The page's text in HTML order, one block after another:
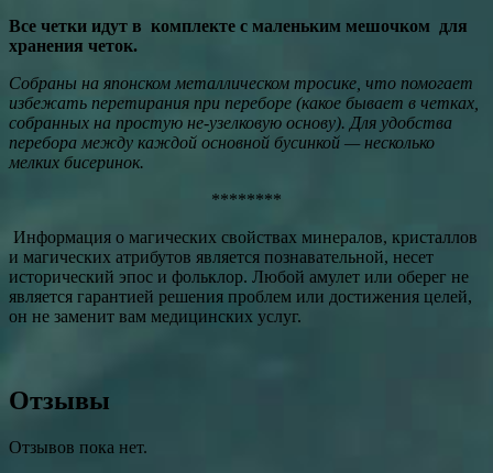
Все четки идут в комплекте с маленьким мешочком для
хранения четок.
Собраны на японском металлическом тросике, что помогает
избежать перетирания при переборе (какое бывает в четках,
собранных на простую не-узелковую основу). Для удобства
перебора между каждой основной бусинкой — несколько
мелких бисеринок.
********
Информация о магических свойствах минералов, кристаллов
и магических атрибутов является познавательной, несет
исторический эпос и фольклор. Любой амулет или оберег не
является гарантией решения проблем или достижения целей,
он не заменит вам медицинских услуг.
Отзывы
Отзывов пока нет.